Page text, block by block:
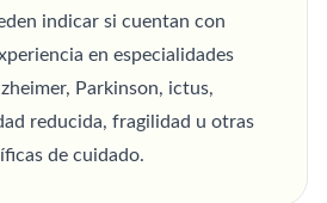
indicar si cuentan con
en especialidades
Parkinson, ictus,
reducida, fragilidad u otras
de cuidado.